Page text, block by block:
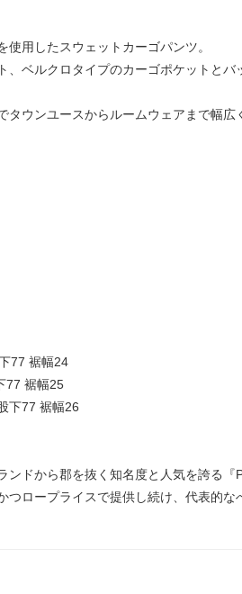
用したスウェットカーゴパンツ。
、ベルクロタイプのカーゴポケットと
ウンユースからルームウェアまで幅
77 裾幅24
77 裾幅25
下77 裾幅26
ドから郡を抜く知名度と人気を誇る『
つロープライスで提供し続け、代表的